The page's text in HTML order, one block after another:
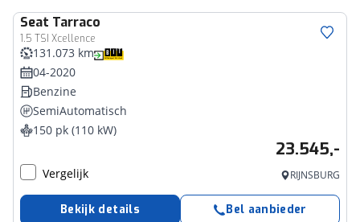
Seat Tarraco
1.5 TSI Xcellence
131.073 km
04-2020
Benzine
SemiAutomatisch
150 pk (110 kW)
23.545,-
Vergelijk RIJNSBURG
Bekijk details Bel aanbieder